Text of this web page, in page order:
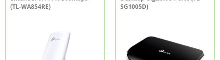
(TL-WA854RE)
SG1005D)